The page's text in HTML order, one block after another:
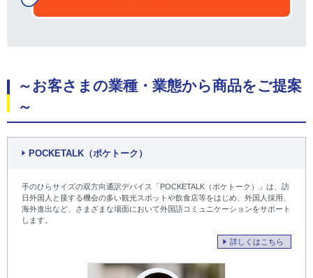
～お客さまの業種・業態から商品をご提案
～
POCKETALK（ポケトーク）
手のひらサイズの双方向通訳デバイス「POCKETALK（ポケトーク）」は、訪
日外国人と接する機会の多い観光スポットや飲食店等をはじめ、外国人採用、
海外進出など、さまざまな場面において外国語コミュニケーションをサポート
します。
詳しくはこちら